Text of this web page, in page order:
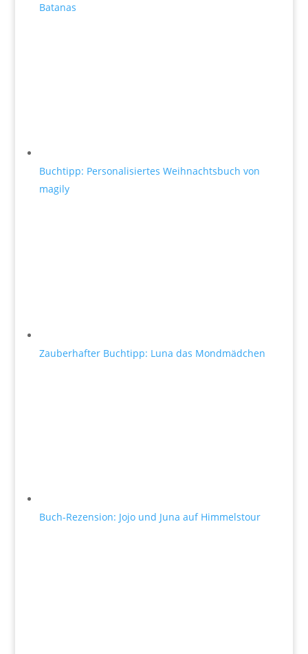
Batanas
Buchtipp: Personalisiertes Weihnachtsbuch von
magily
Zauberhafter Buchtipp: Luna das Mondmädchen
Buch-Rezension: Jojo und Juna auf Himmelstour